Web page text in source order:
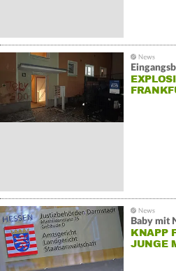
Baby mit
KNAPP
JUNGE